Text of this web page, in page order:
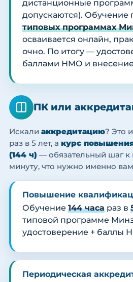
дистанционные
допускаются). Обучение
типовых программах
осваивается онлайн,
очно. По итогу —
баллами НМО и
ПК или
Искали аккредитацию? Это
раз в 5 лет, а курс
(144 ч) — обязательный шаг к
минуту, что нужно именно
Повышение
Обучение 144 часа раз в
типовой программе
удостоверение + баллы
Периодическая